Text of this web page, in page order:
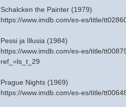
Schalcken the Painter (1979)
https://www.imdb.com/es-es/title/
Pessi ja Illusia (1984)
https://www.imdb.com/es-es/title/
ref_=ls_t_29
Prague Nights (1969)
https://www.imdb.com/es-es/title/